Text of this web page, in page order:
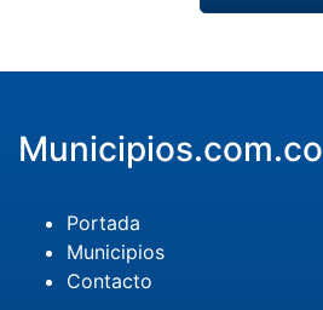
Municipios.com.co
Portada
Municipios
Contacto